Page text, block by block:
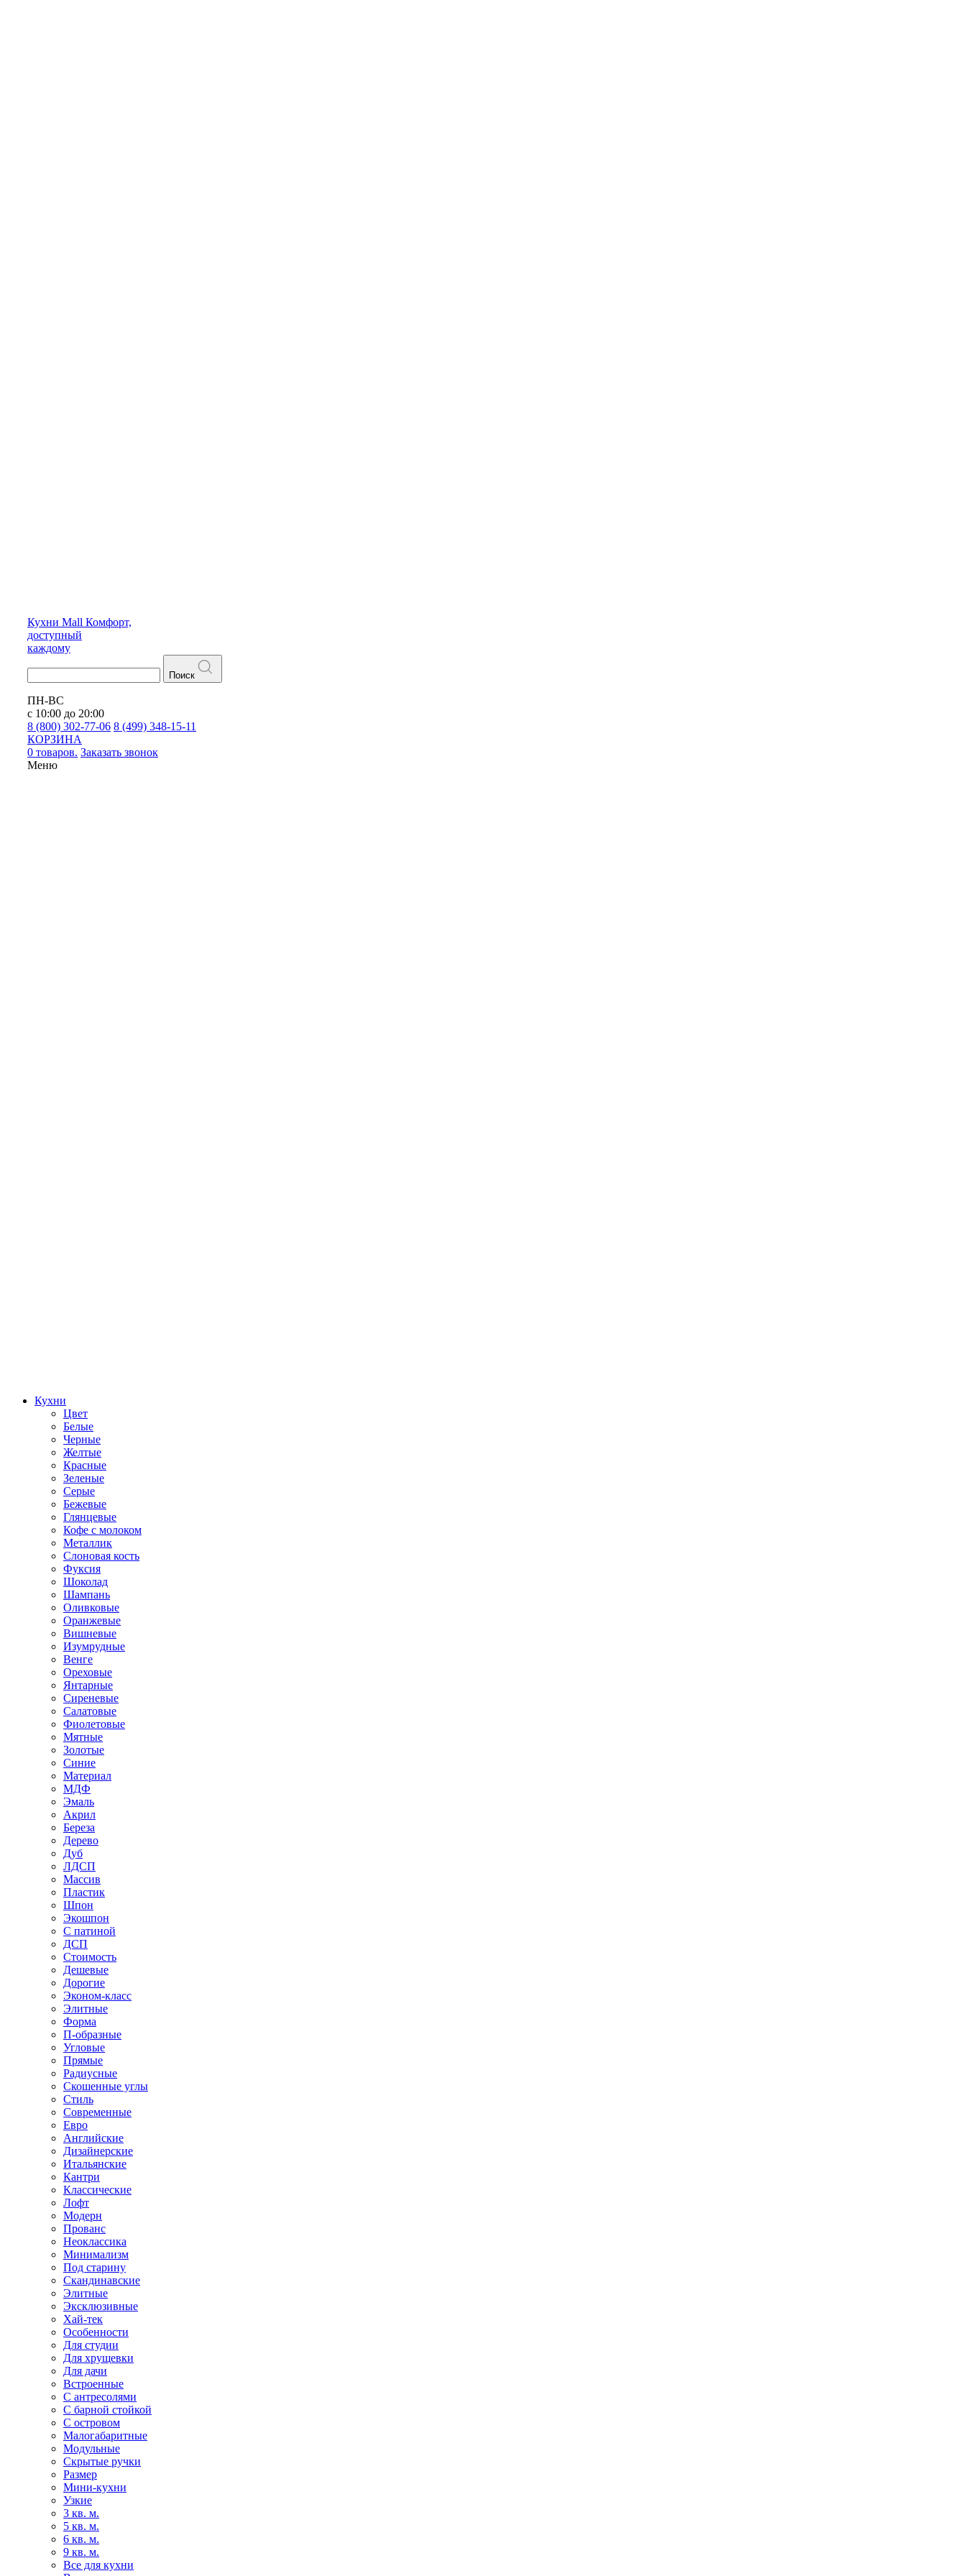
Кухни Mall Комфорт,
доступный
каждому
Поиск
ПН-ВС
с 10:00 до 20:00
8 (800) 302-77-06 8 (499) 348-15-11
КОРЗИНА
0 товаров. Заказать звонок
Меню
Кухни
Цвет
Белые
Черные
Желтые
Красные
Зеленые
Серые
Бежевые
Глянцевые
Кофе с молоком
Металлик
Слоновая кость
Фуксия
Шоколад
Шампань
Оливковые
Оранжевые
Вишневые
Изумрудные
Венге
Ореховые
Янтарные
Сиреневые
Салатовые
Фиолетовые
Мятные
Золотые
Синие
Материал
МДФ
Эмаль
Акрил
Береза
Дерево
Дуб
ЛДСП
Массив
Пластик
Шпон
Экошпон
С патиной
ДСП
Стоимость
Дешевые
Дорогие
Эконом-класс
Элитные
Форма
П-образные
Угловые
Прямые
Радиусные
Скошенные углы
Стиль
Современные
Евро
Английские
Дизайнерские
Итальянские
Кантри
Классические
Лофт
Модерн
Прованс
Неоклассика
Минимализм
Под старину
Скандинавские
Элитные
Эксклюзивные
Хай-тек
Особенности
Для студии
Для хрущевки
Для дачи
Встроенные
С антресолями
С барной стойкой
С островом
Малогабаритные
Модульные
Скрытые ручки
Размер
Мини-кухни
Узкие
3 кв. м.
5 кв. м.
6 кв. м.
9 кв. м.
Все для кухни